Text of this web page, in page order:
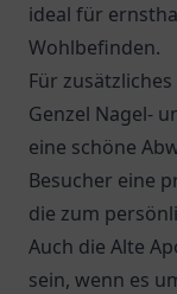
ideal für
Wohlbefinden.
Für
Genzel Nagel-
eine schöne
Besucher eine
die zum
Auch die Alte
sein, wenn es